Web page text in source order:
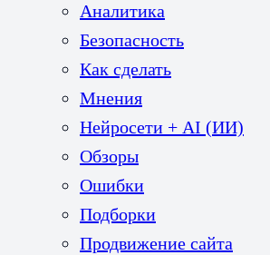
Аналитика
Безопасность
Как сделать
Мнения
Нейросети + AI (ИИ)
Обзоры
Ошибки
Подборки
Продвижение сайта